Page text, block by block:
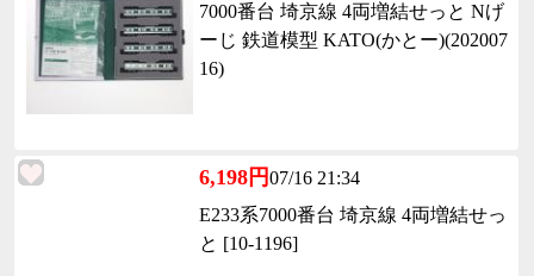
7000番台 埼京線 4両増結せっと Nげ
ーじ 鉄道模型 KATO(かとー)(202007
16)
6,198円07/16 21:34
E233系7000番台 埼京線 4両増結せっ
と [10-1196]